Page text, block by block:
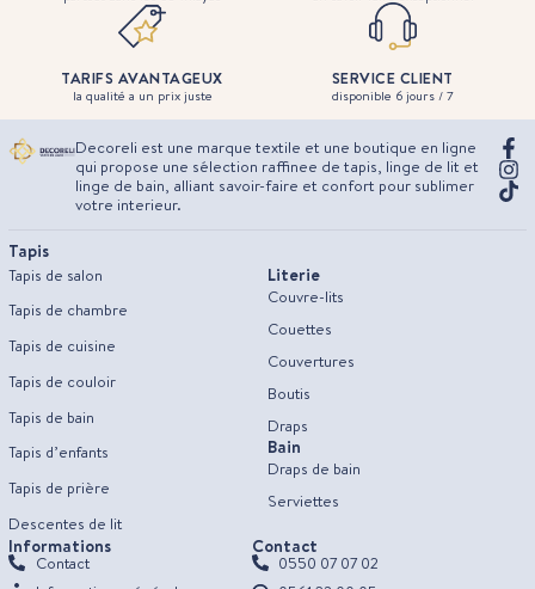
TARIFS AVANTAGEUX
la qualité a un prix juste
SERVICE CLIENT
disponible 6 jours / 7
Decoreli est une marque textile et une boutique en ligne
qui propose une sélection raffinee de tapis, linge de lit et
linge de bain, alliant savoir-faire et confort pour sublimer
votre interieur.
Tapis
Tapis de salon
Tapis de chambre
Tapis de cuisine
Tapis de couloir
Tapis de bain
Tapis d’enfants
Tapis de prière
Descentes de lit
Literie
Couvre-lits
Couettes
Couvertures
Boutis
Draps
Bain
Draps de bain
Serviettes
Informations
Contact
Contact
0550 07 07 02